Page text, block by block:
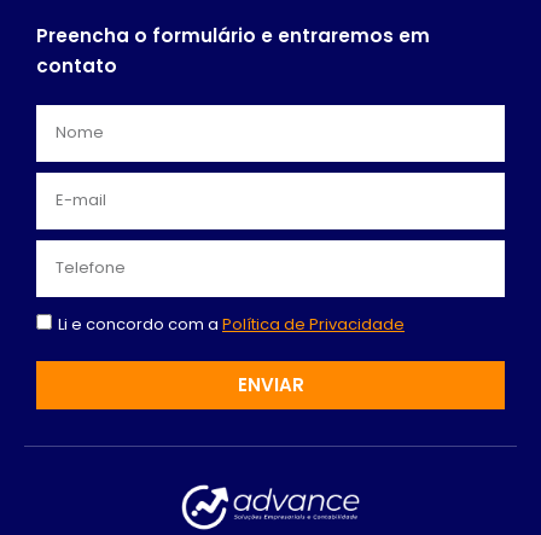
Preencha o formulário e entraremos em
contato
Li e concordo com a Política de Privacidade
ENVIAR